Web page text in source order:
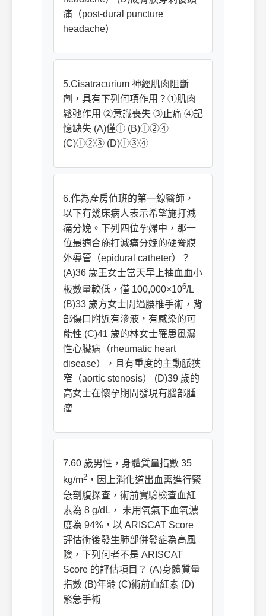
痛（post-dural puncture
headache）
5.Cisatracurium 神經肌肉阻斷
劑，具有下列何項作用？①肌肉
鬆弛作用 ②意識喪失 ③止痛 ④記
憶缺失 (A)僅① (B)①②④
(C)①②③ (D)①③④
6.作為產房值班的第一線醫師，
以下有幾床病人表示希望施打減
痛分娩。下列四位孕婦中，那一
位最適合施打減痛分娩的硬脊膜
外導管（epidural catheter）？
(A)36 歲王女士當天早上抽血血小
板數量較低，僅 100,000×106/L
(B)33 歲方女士開過腰椎手術，背
部傷口附近有滲液，有感染的可
能性 (C)41 歲的林女士罹患風濕
性心臟病（rheumatic heart
disease），且有重度的主動脈狹
窄（aortic stenosis） (D)39 歲的
高女士在懷孕期間發現有腦部腫
瘤
7.60 歲男性，身體質量指數 35
kg/m2 ，因上消化道出血需進行緊
急剖腹探查，術前實驗檢查血紅
素為 8 g/dL， 未用氧氣下血氧濃
度為 94%，以 ARISCAT Score
評估術後發生肺部併發症為高風
險，下列何者不是 ARISCAT
Score 的評估項目？ (A)身體質量
指數 (B)年齡 (C)術前血紅素 (D)
緊急手術